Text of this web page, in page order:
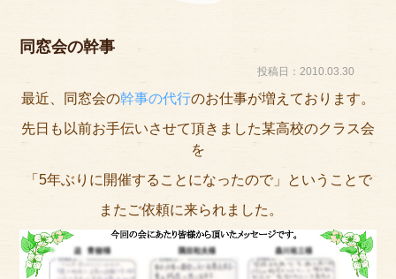
その他サービス
サイズのはかり方
ブログ
同窓会の幹事
投稿日：2010.03.30
最近、同窓会の幹事の代行のお仕事が増えております。
先日も以前お手伝いさせて頂きました某高校のクラス会
を
「5年ぶりに開催することになったので」ということで
またご依頼に来られました。